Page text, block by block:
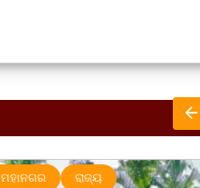
ମହାନଗର ରାଜ୍ୟ